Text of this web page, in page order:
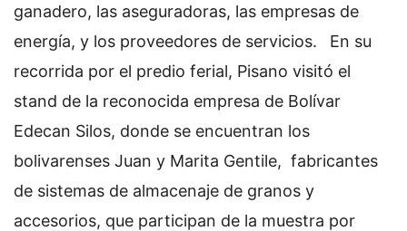
ganadero, las aseguradoras, las empresas de
energía, y los proveedores de servicios.
En su
recorrida por el predio ferial, Pisano visitó el
stand de la reconocida empresa de Bolívar
Edecan Silos, donde se encuentran los
bolivarenses Juan y Marita Gentile, fabricantes
de sistemas de almacenaje de granos y
accesorios, que participan de la muestra por